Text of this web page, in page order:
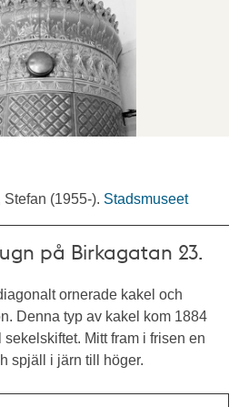
(1955-). Stadsmuseet
på Birkagatan 23.
ornerade kakel och
Denna typ av kakel kom 1884
Mitt fram i frisen en
spjäll i järn till höger.